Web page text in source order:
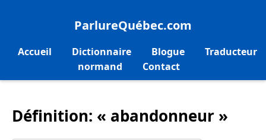
ParlureQuébec.com
Accueil Dictionnaire Blogue
Traducteur
normand
Contact
Définition: « abandonneur »